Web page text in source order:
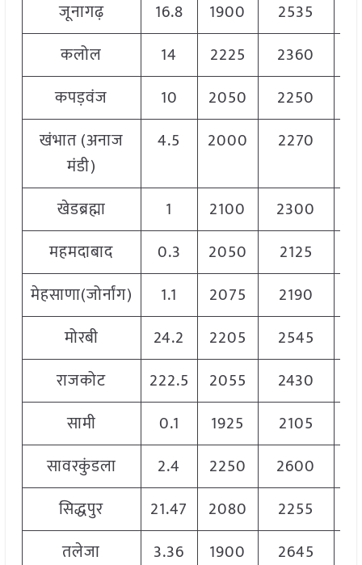
जूनागढ़
16.8 1900 2535
कलोल
14 2225 2360
कपड़वंज
10 2050 2250
खंभात (अनाज
मंडी)
4.5 2000 2270
खेडब्रह्मा 1 2100 2300
महमदाबाद
0.3 2050 2125
मेहसाणा(जोर्नांग)
1.1 2075 2190
मोरबी
24.2 2205 2545
राजकोट
222.5 2055 2430
सामी
0.1 1925 2105
सावरकुंडला
2.4 2250 2600
सिद्धपुर
21.47 2080 2255
तलेजा
3.36 1900 2645